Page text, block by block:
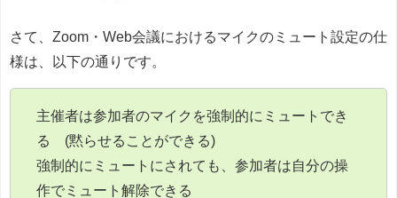
さて、Zoom・Web会議におけるマイクのミュート設定の仕
様は、以下の通りです。
主催者は参加者のマイクを強制的にミュートでき
る (黙らせることができる)
強制的にミュートにされても、参加者は自分の操
作でミュート解除できる